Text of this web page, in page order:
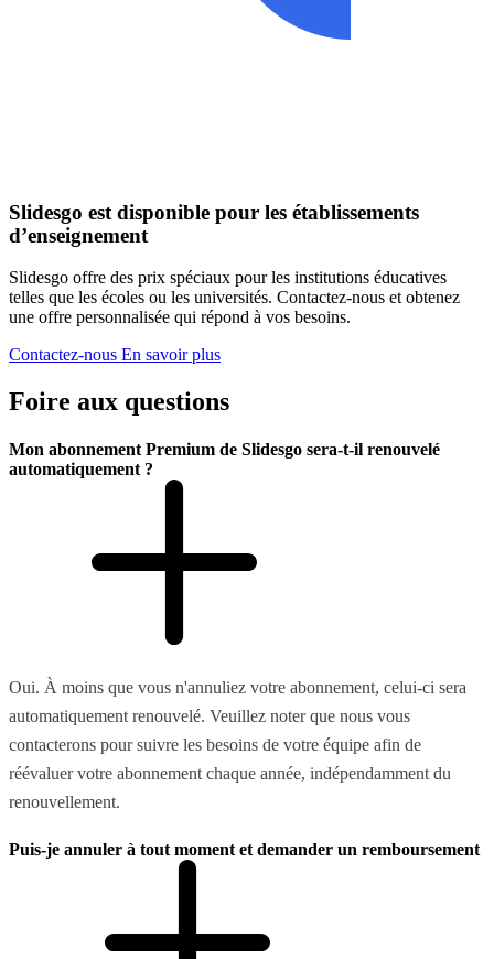
Slidesgo est disponible pour les établissements
d’enseignement
Slidesgo offre des prix spéciaux pour les institutions éducatives
telles que les écoles ou les universités. Contactez-nous et obtenez
une offre personnalisée qui répond à vos besoins.
Contactez-nous En savoir plus
Foire aux questions
Mon abonnement Premium de Slidesgo sera-t-il renouvelé
automatiquement ?
Oui. À moins que vous n'annuliez votre abonnement, celui-ci sera
automatiquement renouvelé. Veuillez noter que nous vous
contacterons pour suivre les besoins de votre équipe afin de
réévaluer votre abonnement chaque année, indépendamment du
renouvellement.
Puis-je annuler à tout moment et demander un remboursement